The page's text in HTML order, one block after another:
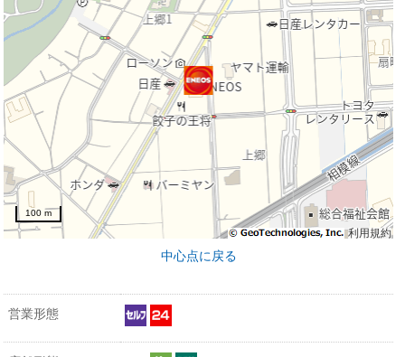
利用規約
100 m
中心点に戻る
営業形態